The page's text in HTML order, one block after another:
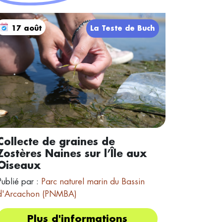
17 août La Teste de Buch
de graines de
Naines sur l’Île aux
par : Parc naturel marin du Bassin
(PNMBA)
Plus d'informations